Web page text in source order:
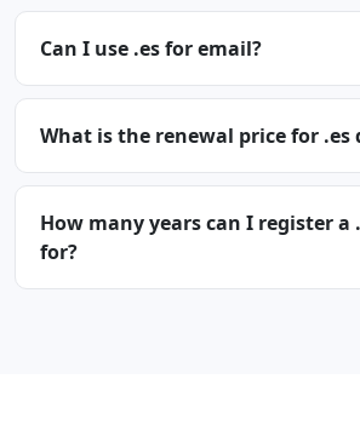
Can I use .es for email?
What is the renewal price for .es
How many years can I register a
for?